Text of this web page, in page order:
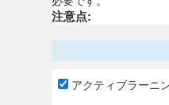
注意点:
アクティブラーニ